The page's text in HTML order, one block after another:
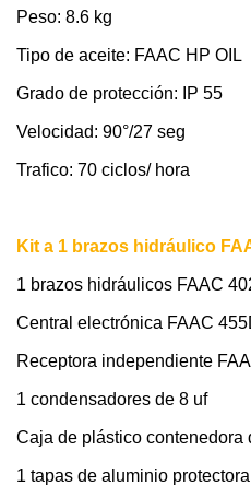
Peso: 8.6 kg
Tipo de aceite: FAAC HP OIL
Grado de protección: IP 55
Velocidad: 90°/27 seg
Trafico: 70 ciclos/ hora
Kit a 1 brazos hidráulico
1 brazos hidráulicos FAAC
Central electrónica FAAC
Receptora independiente
1 condensadores de 8 uf
Caja de plástico contenedora
1 tapas de aluminio